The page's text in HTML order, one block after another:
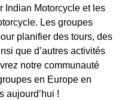
Indian Motorcycle et les
Les groupes
planifier des tours, des
que d’autres activités
notre communauté
en Europe en
aujourd’hui !